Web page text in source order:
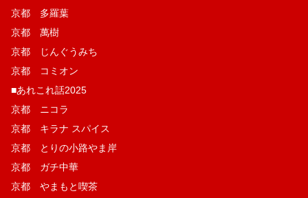
京都 多羅葉
京都 萬樹
京都 じんぐうみち
京都 コミオン
■あれこれ話2025
京都 ニコラ
京都 キラナ スパイス
京都 とりの小路やま岸
京都 ガチ中華
京都 やまもと喫茶